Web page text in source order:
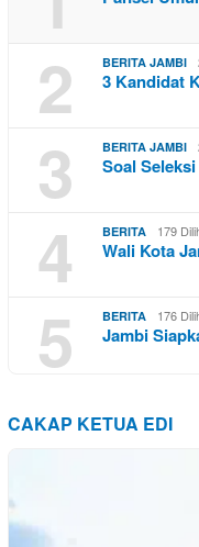
2 BERITA JAMBI
3 Kandidat
3 BERITA JAMBI
Soal
4 BERITA 179
Wali Kota
5 BERITA 176
Jambi
CAKAP KETUA EDI